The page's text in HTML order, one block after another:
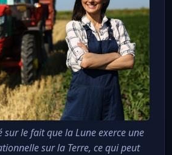
sur le fait que la Lune exerce une
sur la Terre, ce qui peut